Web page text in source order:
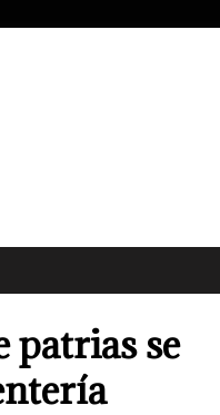
patrias se